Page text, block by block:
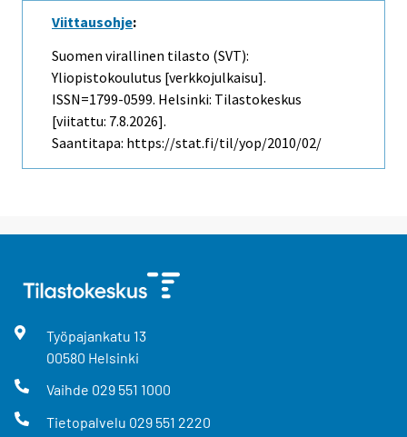
Viittausohje:
Suomen virallinen tilasto (SVT):
Yliopistokoulutus [verkkojulkaisu].
ISSN=1799-0599. Helsinki: Tilastokeskus
[viitattu: 7.8.2026].
Saantitapa: https://stat.fi/til/yop/2010/02/
Työpajankatu 13
00580 Helsinki
Vaihde 029 551 1000
Tietopalvelu 029 551 2220